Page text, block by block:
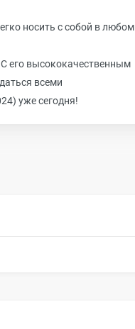
носить с собой в любом
его высококачественным
всеми
уже сегодня!